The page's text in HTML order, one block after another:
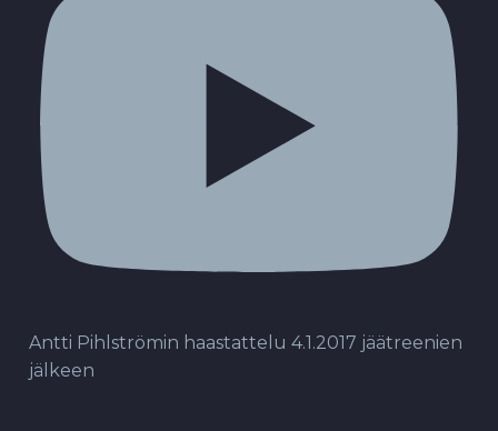
Antti Pihlströmin haastattelu 4.1.2017 jäätreenien
jälkeen